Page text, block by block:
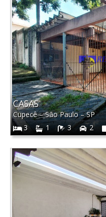
CASAS
Cupecê–São Paulo–SP
3
1 3 2